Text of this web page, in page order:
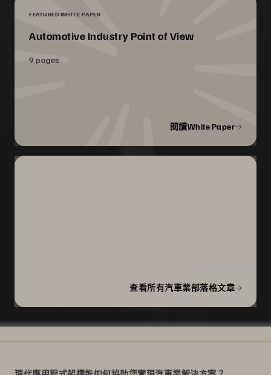
FEATURED WHITE PAPER
Automotive Industry Point of View
9 pages
閱讀White Paper
查看所有汽車業部落格文章